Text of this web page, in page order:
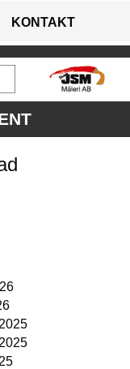
KONTAKT